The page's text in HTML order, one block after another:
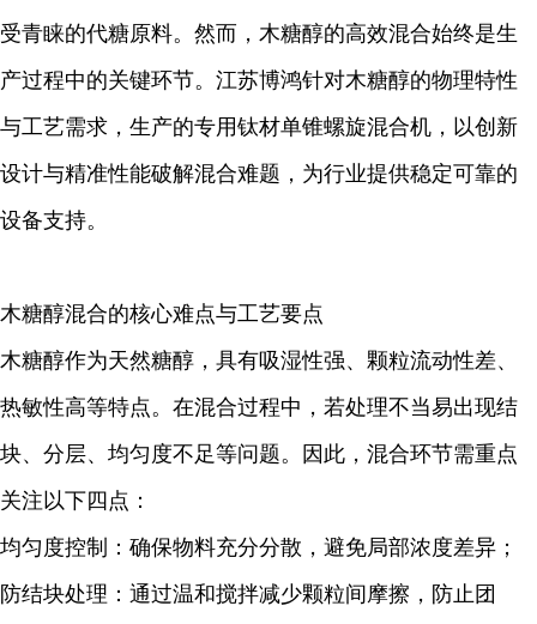
受青睐的代糖原料。然而，木糖醇的高效混合始终是生
产过程中的关键环节。江苏博鸿针对木糖醇的物理特性
与工艺需求，生产的专用钛材单锥螺旋混合机，以创新
设计与精准性能破解混合难题，为行业提供稳定可靠的
设备支持。
木糖醇混合的核心难点与工艺要点
木糖醇作为天然糖醇，具有吸湿性强、颗粒流动性差、
热敏性高等特点。在混合过程中，若处理不当易出现结
块、分层、均匀度不足等问题。因此，混合环节需重点
关注以下四点：
均匀度控制：确保物料充分分散，避免局部浓度差异；
防结块处理：通过温和搅拌减少颗粒间摩擦，防止团